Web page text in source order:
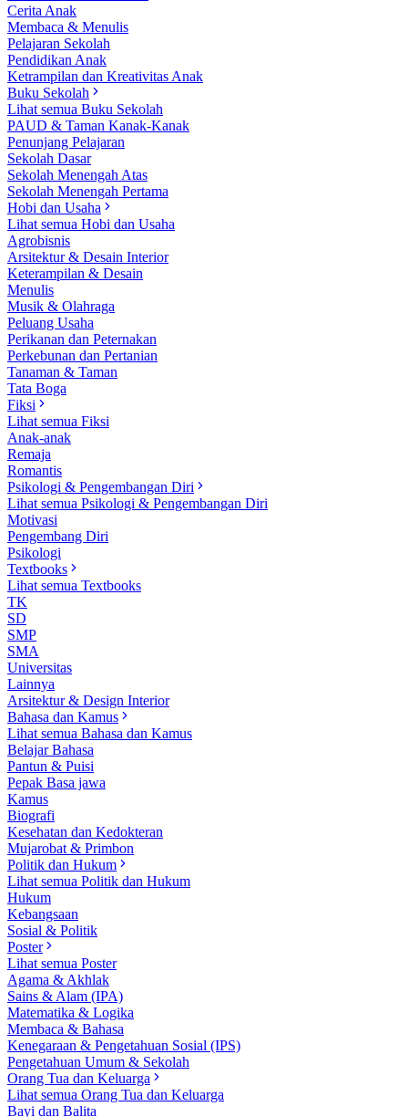
Cerita Anak
Membaca & Menulis
Pelajaran Sekolah
Pendidikan Anak
Ketrampilan dan Kreativitas Anak
Buku Sekolah
Lihat semua Buku Sekolah
PAUD & Taman Kanak-Kanak
Penunjang Pelajaran
Sekolah Dasar
Sekolah Menengah Atas
Sekolah Menengah Pertama
Hobi dan Usaha
Lihat semua Hobi dan Usaha
Agrobisnis
Arsitektur & Desain Interior
Keterampilan & Desain
Menulis
Musik & Olahraga
Peluang Usaha
Perikanan dan Peternakan
Perkebunan dan Pertanian
Tanaman & Taman
Tata Boga
Fiksi
Lihat semua Fiksi
Anak-anak
Remaja
Romantis
Psikologi & Pengembangan Diri
Lihat semua Psikologi & Pengembangan Diri
Motivasi
Pengembang Diri
Psikologi
Textbooks
Lihat semua Textbooks
TK
SD
SMP
SMA
Universitas
Lainnya
Arsitektur & Design Interior
Bahasa dan Kamus
Lihat semua Bahasa dan Kamus
Belajar Bahasa
Pantun & Puisi
Pepak Basa jawa
Kamus
Biografi
Kesehatan dan Kedokteran
Mujarobat & Primbon
Politik dan Hukum
Lihat semua Politik dan Hukum
Hukum
Kebangsaan
Sosial & Politik
Poster
Lihat semua Poster
Agama & Akhlak
Sains & Alam (IPA)
Matematika & Logika
Membaca & Bahasa
Kenegaraan & Pengetahuan Sosial (IPS)
Pengetahuan Umum & Sekolah
Orang Tua dan Keluarga
Lihat semua Orang Tua dan Keluarga
Bayi dan Balita